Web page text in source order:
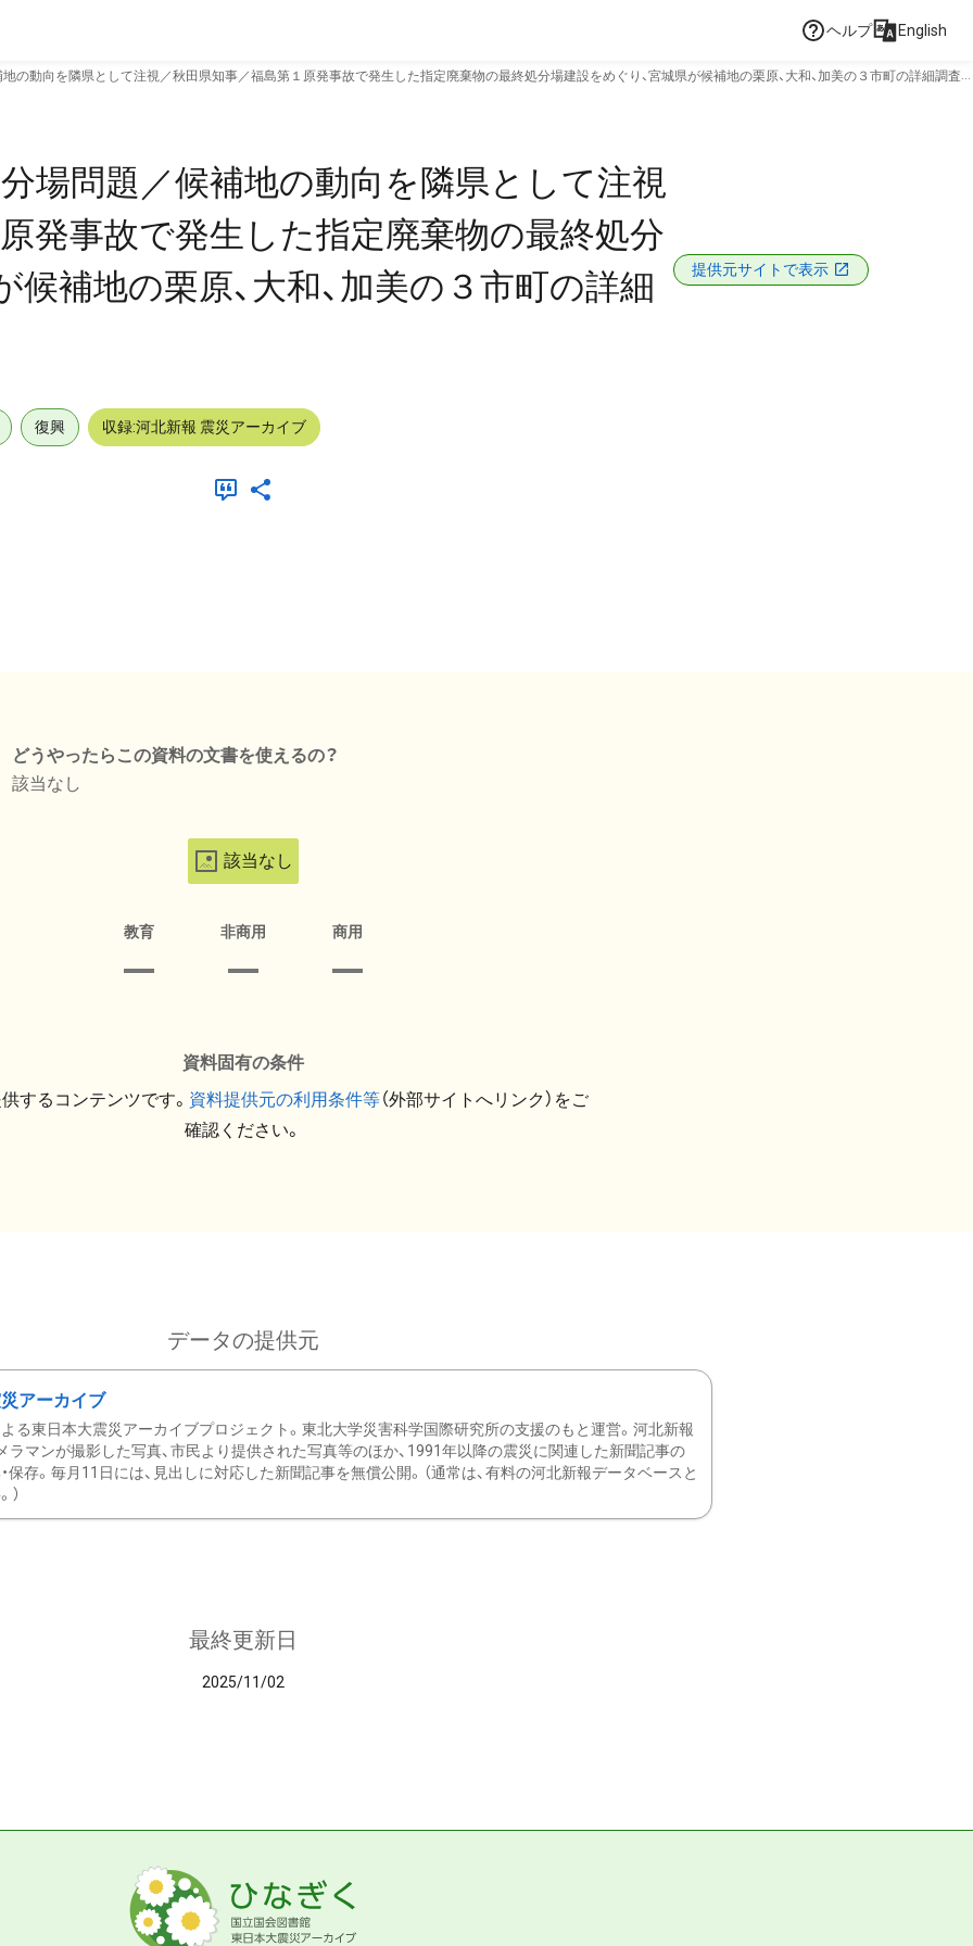
ヘルプ English
の動向を隣県として注視／秋田県知事／福島第１原発事故で発生した指定廃棄物の最終処分場建設をめぐり、宮城県が候補地の栗原、大和、加美の３市町の詳細調査
場問題／候補地の動向を隣県として注視
発事故で発生した指定廃棄物の最終処分
候補地の栗原、大和、加美の３市町の詳細
提供元サイトで表示
復興 収録:河北新報 震災アーカイブ
どうやったらこの資料の文書を使えるの？
該当なし
該当なし
教育 非商用 商用
資料固有の条件
するコンテンツです。 資料提供元の利用条件等（外部サイトへリンク）をご
確認ください。
データの提供元
アーカイブ
る東日本大震災アーカイブプロジェクト。東北大学災害科学国際研究所の支援のもと運営。河北新報
ラマンが撮影した写真、市民より提供された写真等のほか、1991年以降の震災に関連した新聞記事の
保存。毎月11日には、見出しに対応した新聞記事を無償公開。（通常は、有料の河北新報データベースと
）
最終更新日
2025/11/02